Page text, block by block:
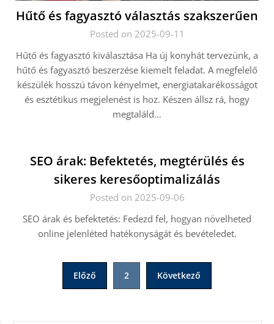
Hűtő és fagyasztó választás szakszerűen
Posted on 2025-09-11
Hűtő és fagyasztó kiválasztása Ha új konyhát tervezünk, a
hűtő és fagyasztó beszerzése kiemelt feladat. A megfelelő
készülék hosszú távon kényelmet, energiatakarékosságot
és esztétikus megjelenést is hoz. Készen állsz rá, hogy
megtaláld…
SEO árak: Befektetés, megtérülés és
sikeres keresőoptimalizálás
Posted on 2025-09-06
SEO árak és befektetés: Fedezd fel, hogyan növelheted
online jelenléted hatékonyságát és bevételedet.
BejegyzésekElőző 2 Következő